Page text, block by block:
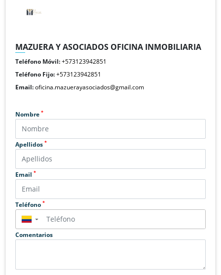
MAZUERA Y ASOCIADOS OFICINA INMOBILIARIA
Teléfono Móvil:+573123942851
Teléfono Fijo:+573123942851
Email:oficina.mazuerayasociados@gmail.com
Nombre *
Apellidos *
Email *
Teléfono *
▼
Comentarios